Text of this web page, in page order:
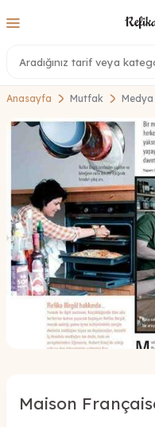
Anasayfa Mutfak Medya
Maison